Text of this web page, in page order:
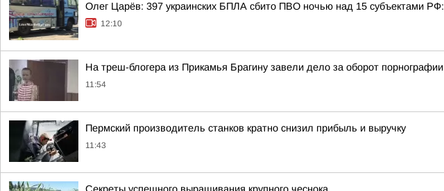
Олег Царёв: 397 украинских БПЛА сбито ПВО ночью над 15 субъектами РФ:
12:10
На треш-блогера из Прикамья Брагину завели дело за оборот порнографии
11:54
Пермский производитель станков кратно снизил прибыль и выручку
11:43